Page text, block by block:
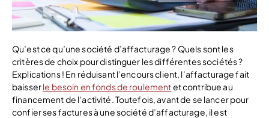
Qu’est ce qu’une société d’affacturage ? Quels sont les
critères de choix pour distinguer les différentes sociétés ?
Explications ! En réduisant l’encours client, l’affacturage fait
baisserle besoin en fonds de roulementet contribue au
financement de l’activité. Toutefois, avant de se lancer pour
confier ses factures à une société d’affacturage, il est